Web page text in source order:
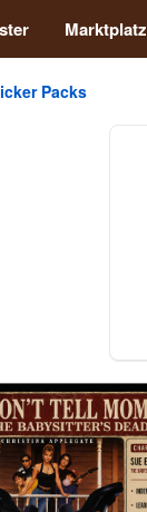
Marktplatz
Packs